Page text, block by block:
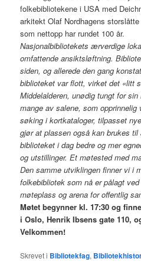
folkebibliotekene i USA med
arkitekt Olaf Nordhagens
som nettopp har rundet 100 år.
Nasjonalbibliotekets ærverdige
omfattende ansiktsløftning.
siden, og allerede den gang
biblioteket var flott, virket det «litt
Middelalderen, unødig tungt for
mange av salene, som
søking i kortkataloger, tilpasset
gjør at plassen også kan brukes til
biblioteket i dag bedre og mer
og utstillinger. Et møtested med
Den samme utviklingen finner vi i
folkebibliotek som nå er pålagt
møteplass og arena for offentlig
Møtet begynner kl. 17:30 og
i Oslo, Henrik Ibsens gate 110,
Velkommen!
Skrevet i Bibliotekfag,